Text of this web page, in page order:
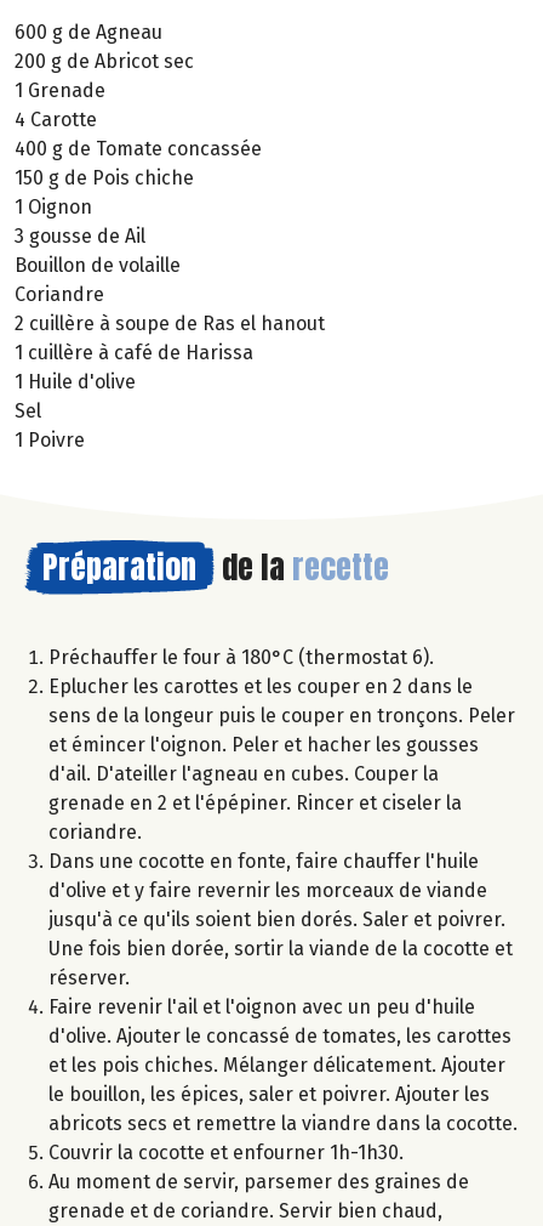
600 g de Agneau
200 g de Abricot sec
1 Grenade
4 Carotte
400 g de Tomate concassée
150 g de Pois chiche
1 Oignon
3 gousse de Ail
Bouillon de volaille
Coriandre
2 cuillère à soupe de Ras el hanout
1 cuillère à café de Harissa
1 Huile d'olive
Sel
1 Poivre
Préparation de la recette
Préchauffer le four à 180°C (thermostat 6).
Eplucher les carottes et les couper en 2 dans le
sens de la longeur puis le couper en tronçons. Peler
et émincer l'oignon. Peler et hacher les gousses
d'ail. D'ateiller l'agneau en cubes. Couper la
grenade en 2 et l'épépiner. Rincer et ciseler la
coriandre.
Dans une cocotte en fonte, faire chauffer l'huile
d'olive et y faire revernir les morceaux de viande
jusqu'à ce qu'ils soient bien dorés. Saler et poivrer.
Une fois bien dorée, sortir la viande de la cocotte et
réserver.
Faire revenir l'ail et l'oignon avec un peu d'huile
d'olive. Ajouter le concassé de tomates, les carottes
et les pois chiches. Mélanger délicatement. Ajouter
le bouillon, les épices, saler et poivrer. Ajouter les
abricots secs et remettre la viandre dans la cocotte.
Couvrir la cocotte et enfourner 1h-1h30.
Au moment de servir, parsemer des graines de
grenade et de coriandre. Servir bien chaud,